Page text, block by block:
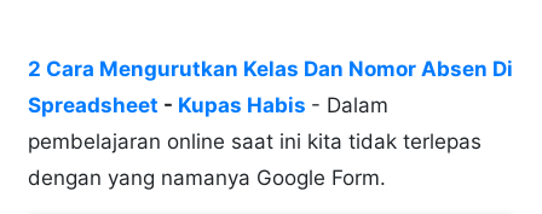
2 Cara Mengurutkan Kelas Dan Nomor Absen Di
Spreadsheet - Kupas Habis - Dalam
pembelajaran online saat ini kita tidak terlepas
dengan yang namanya Google Form.